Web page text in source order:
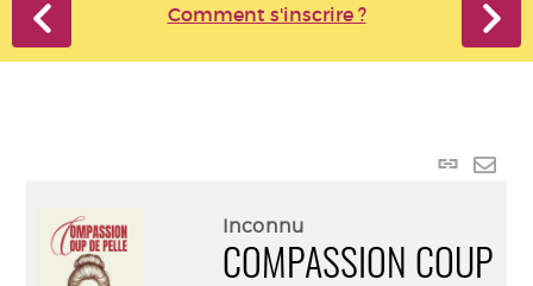
Comment s'inscrire ?
Lien
mail
Inconnu
COMPASSION COUP